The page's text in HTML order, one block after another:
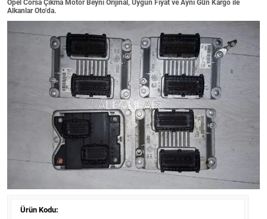
Opel Corsa Çıkma Motor Beyni Orijinal, Uygun Fiyat ve Aynı Gün Kargo ile
Alkanlar Oto'da.
Ürün Kodu: